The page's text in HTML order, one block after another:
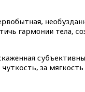
гармонии тела,
за